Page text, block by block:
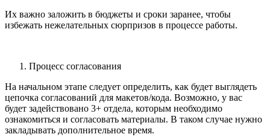
Их важно заложить в бюджеты и сроки заранее, чтобы
избежать нежелательных сюрпризов в процессе работы.
Процесс согласования
На начальном этапе следует определить, как будет выглядеть
цепочка согласований для макетов/кода. Возможно, у вас
будет задействовано 3+ отдела, которым необходимо
ознакомиться и согласовать материалы. В таком случае нужно
закладывать дополнительное время.